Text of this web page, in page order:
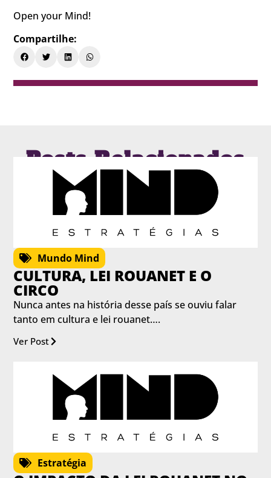
Open your Mind!
Compartilhe:
Posts Relacionados
Mundo Mind
CULTURA, LEI ROUANET E O
CIRCO
Nunca antes na história desse país se ouviu falar
tanto em cultura e lei rouanet….
Ver Post
Estratégia